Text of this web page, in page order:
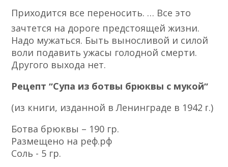
Приходится все переносить. … Все это
зачтется на дороге предстоящей жизни.
Надо мужаться. Быть выносливой и силой
воли подавить ужасы голодной смерти.
Другого выхода нет.
Рецепт ʼʼСупа из ботвы брюквы с мукойʼʼ
(из книги, изданной в Ленинграде в 1942 ᴦ.)
Ботва брюквы – 190 гр.
Размещено на реф.рф
Соль - 5 гр.